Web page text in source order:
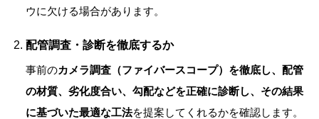
ウに欠ける場合があります。
配管調査・診断を徹底するか
事前のカメラ調査（ファイバースコープ）を徹底し、配管
の材質、劣化度合い、勾配などを正確に診断し、その結果
に基づいた最適な工法を提案してくれるかを確認します。